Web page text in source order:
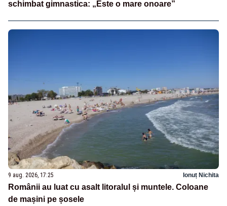
schimbat gimnastica: „Este o mare onoare”
9 aug. 2026, 17:25 Ionuț Nichita
Românii au luat cu asalt litoralul și muntele. Coloane
de mașini pe șosele